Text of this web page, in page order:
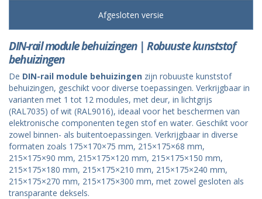
Afgesloten versie
DIN-rail module behuizingen | Robuuste kunststof
behuizingen
De DIN-rail module behuizingen zijn robuuste kunststof
behuizingen, geschikt voor diverse toepassingen. Verkrijgbaar in
varianten met 1 tot 12 modules, met deur, in lichtgrijs
(RAL7035) of wit (RAL9016), ideaal voor het beschermen van
elektronische componenten tegen stof en water. Geschikt voor
zowel binnen- als buitentoepassingen. Verkrijgbaar in diverse
formaten zoals 175×170×75 mm, 215×175×68 mm,
215×175×90 mm, 215×175×120 mm, 215×175×150 mm,
215×175×180 mm, 215×175×210 mm, 215×175×240 mm,
215×175×270 mm, 215×175×300 mm, met zowel gesloten als
transparante deksels.